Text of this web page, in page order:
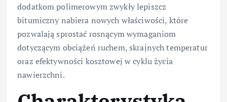
dodatkom polimerowym zwykły lepiszcz
bitumiczny nabiera nowych właściwości, które
pozwalają sprostać rosnącym wymaganiom
dotyczącym obciążeń ruchem, skrajnych temperatur
oraz efektywności kosztowej w cyklu życia
nawierzchni.